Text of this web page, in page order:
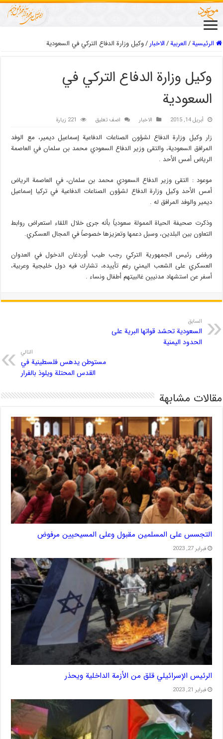
الرئيسية/العربیة/الاخبار/وكيل وزارة الدفاع التركي في السعودية
وكيل وزارة الدفاع التركي في
السعودية
أبريل 14, 2015 الاخبار اضف تعليق 221 زيارة
زار وكيل وزارة الدفاع لشؤون الصناعات الدفاعية إسماعيل ديمير، مع الوفد
المرافق السعودية، والتقى وزير الدفاع السعودي محمد بن سلمان في العاصمة
الرياض أمس الأحد .
موعود : التقى وزير الدفاع السعودي محمد بن سلمان، في العاصمة الرياض
أمس الأحد وكيل وزارة الدفاع لشؤون الصناعات الدفاعية في تركيا إسماعيل
ديمير والوفد المرافق له .
وذكرت صحيفة الحياة الممولة سعودياً بأنه جرى خلال اللقاء استعراض روابط
التعاون بين البلدين، وسبل دعمها وتعزيزها خصوصاً في المجال العسكري.
ورفض رئيس الجمهورية التركي رجب طيب أوردغان الدخول في العدوان
العسكري على الشعب اليمني رغم تأييده، تشارك فيه دول خليجية وعربية،
أسفر عن استشهاد مدنيين غالبيتهم أطفال ونساء .
السابق
السعودية تحشد قواتها البرية علی
الحدود اليمنية
التالي
مستوطن يدهس فلسطينية في
القدس المحتلة ويلوذ بالفرار
مقالات مشابهة
التجسس على المسلمين مقبول وعلى المسيحيين مرفوض
فبراير 27, 2023
الرئيس الإسرائيلي قلق من الأزمة الداخلية ويحذر
فبراير 21, 2023